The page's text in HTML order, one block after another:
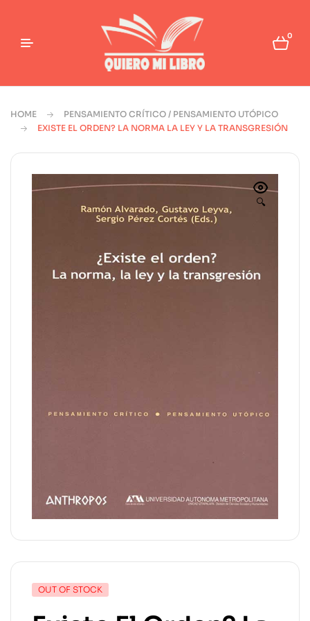
0
HOME
PENSAMIENTO CRÍTICO / PENSAMIENTO UTÓPICO
EXISTE EL ORDEN? LA NORMA LA LEY Y LA TRANSGRESIÓN
🔍
OUT OF STOCK